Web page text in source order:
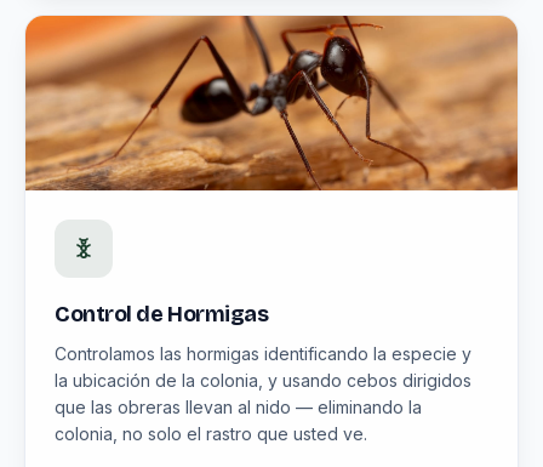
Control de Hormigas
Controlamos las hormigas identificando la especie y
la ubicación de la colonia, y usando cebos dirigidos
que las obreras llevan al nido — eliminando la
colonia, no solo el rastro que usted ve.